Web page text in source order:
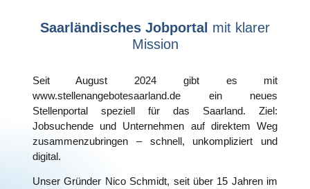
Saarländisches Jobportal mit klarer
Mission
Seit August 2024 gibt es mit
www.stellenangebotesaarland.deein neues
Stellenportal speziell für das Saarland. Ziel:
Jobsuchende und Unternehmen auf direktem Weg
zusammenzubringen – schnell, unkompliziert und
digital.
Unser Gründer Nico Schmidt, seit über 15 Jahren im